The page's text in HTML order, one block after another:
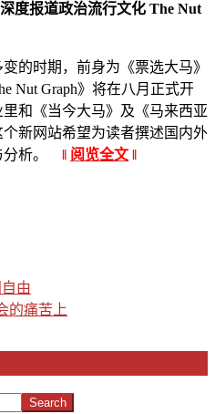
度报道政治流行文化 The Nut
的时期，前身为《票选大马》
Nut Graph》将在八月正式开
和《当今大马》及《马来西亚
新网站希望为读者撰述国内外
分析。 ‖ 阅览全文 ‖
由
的痛苦上